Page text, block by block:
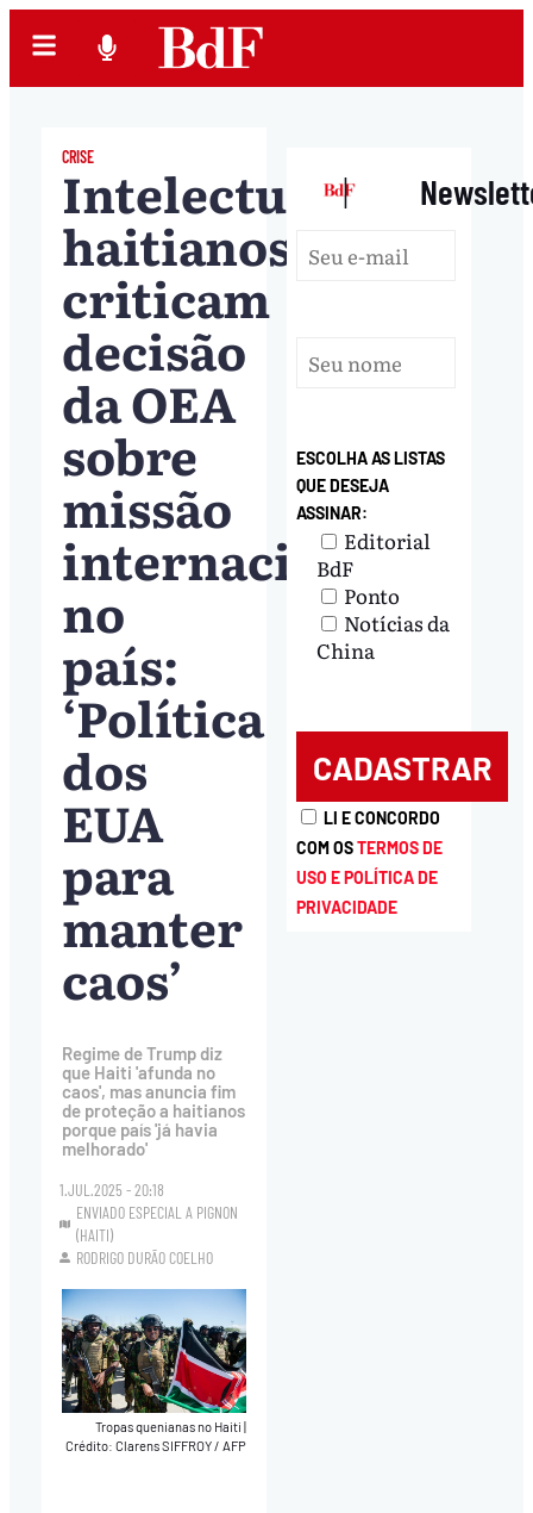
CRISE
Intelectuais
haitianos
criticam
decisão
da OEA
sobre
missão
internacional
no
país:
‘Política
dos
EUA
para
manter
caos’
Regime de Trump diz
que Haiti 'afunda no
caos', mas anuncia fim
de proteção a haitianos
porque país 'já havia
melhorado'
1.JUL.2025 - 20:18
ENVIADO ESPECIAL A PIGNON
(HAITI)
RODRIGO DURÃO COELHO
Tropas quenianas no Haiti|
Crédito: Clarens SIFFROY / AFP
|
ESCOLHA AS LISTAS
QUE DESEJA
ASSINAR:
Editorial
BdF
Ponto
Notícias da
China
LI E CONCORDO
COM OSTERMOS DE
USO E POLÍTICA DE
PRIVACIDADE